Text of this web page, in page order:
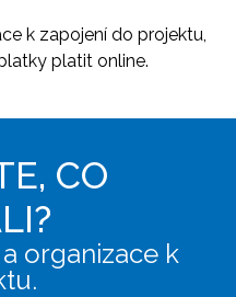
k zapojení do projektu,
platit online.
CO
organizace k